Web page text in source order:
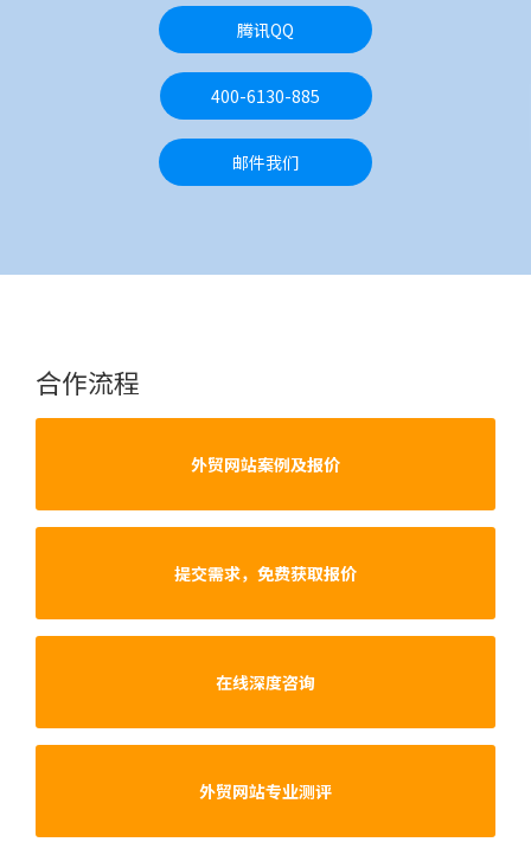
腾讯QQ
400-6130-885
邮件我们
合作流程
外贸网站案例及报价
提交需求，免费获取报价
在线深度咨询
外贸网站专业测评